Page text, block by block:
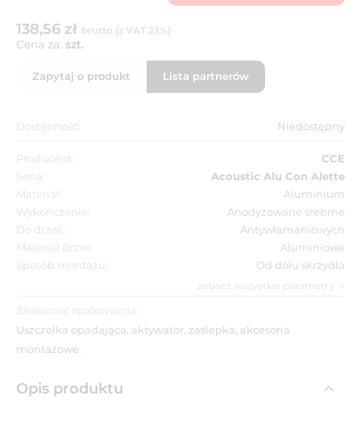
138,56 zł brutto (z VAT 23%)
Cena za: szt.
Zapytaj o produkt Lista partnerów
Dostępność: Niedostępny
Producent:
CCE
Seria:
Acoustic Alu Con Alette
Materiał:
Aluminium
Wykończenie:
Anodyzowane srebrne
Do drzwi:
Antywłamaniowych
Materiał drzwi:
Aluminiowe
Sposób montażu:
Od dołu skrzydła
zobacz wszystkie parametry
Zawartość opakowania:
Uszczelka opadająca, aktywator, zaślepka, akcesoria
montażowe.
Opis produktu